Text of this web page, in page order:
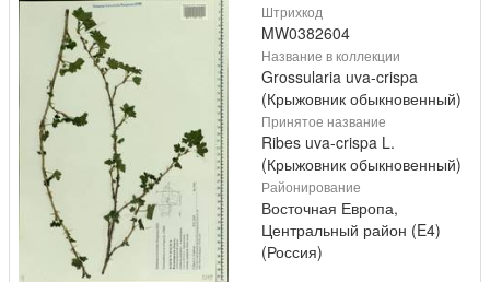
Штрихкод
MW0382604
Название в коллекции
Grossularia uva-crispa
(Крыжовник обыкновенный)
Принятое название
Ribes uva-crispa L.
(Крыжовник обыкновенный)
Районирование
Восточная Европа,
Центральный район (E4)
(Россия)